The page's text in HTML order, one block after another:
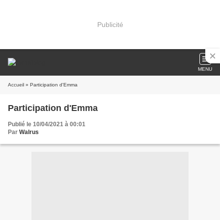
Publicité
MENU
Accueil » Participation d'Emma
Participation d'Emma
Publié le 10/04/2021 à 00:01
Par Walrus